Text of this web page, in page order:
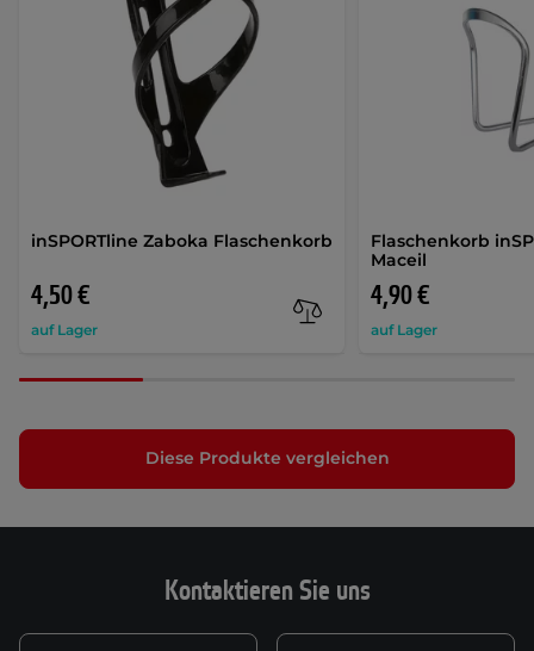
inSPORTline Zaboka Flaschenkorb
4,50 €
auf Lager
Flaschenkorb
Maceil
4,90 €
auf Lager
Diese Produkte vergleichen
Kontaktieren Sie uns